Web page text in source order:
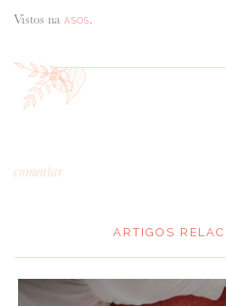
Vistos na ASOS.
comentar
ARTIGOS